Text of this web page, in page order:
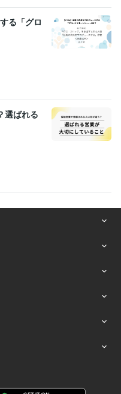
る「グロ
選ばれる